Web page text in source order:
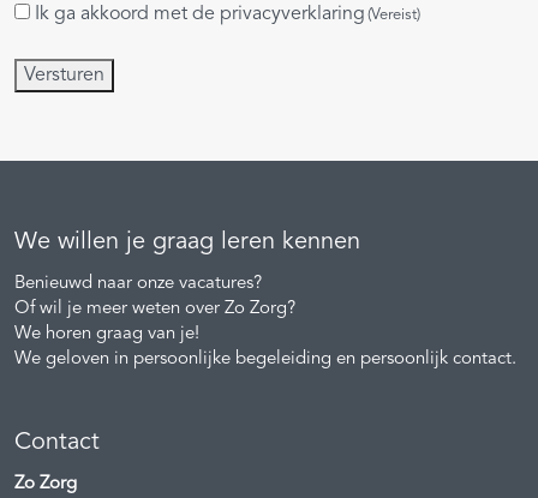
Instemming
Ik ga akkoord met de privacyverklaring (Vereist)
Versturen
We willen je graag leren kennen
Benieuwd naar onze vacatures?
Of wil je meer weten over Zo Zorg?
We horen graag van je!
We geloven in persoonlijke begeleiding en persoonlijk contact.
Contact
Zo Zorg